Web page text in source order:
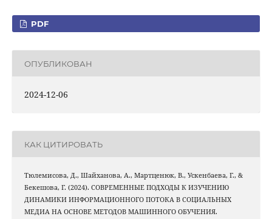
PDF
ОПУБЛИКОВАН
2024-12-06
КАК ЦИТИРОВАТЬ
Тюлемисова, Д., Шайханова, А., Мартценюк, В., Ускенбаева, Г., &
Бекешова, Г. (2024). СОВРЕМЕННЫЕ ПОДХОДЫ К ИЗУЧЕНИЮ
ДИНАМИКИ ИНФОРМАЦИОННОГО ПОТОКА В СОЦИАЛЬНЫХ
МЕДИА НА ОСНОВЕ МЕТОДОВ МАШИННОГО ОБУЧЕНИЯ.